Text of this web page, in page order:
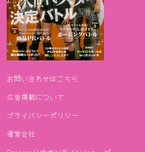
お問い合わせはこちら
広告掲載について
プライバシーポリシー
運営会社